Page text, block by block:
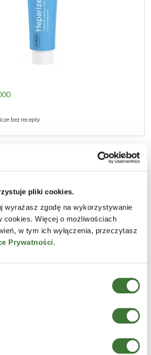
pliki cookies.
wyrażasz zgodę na wykorzystywanie
cookies. Więcej o możliwościach
w tym ich wyłączenia, przeczytasz
Prywatności.
bez recepty